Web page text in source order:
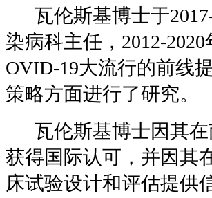
瓦伦斯基博士于
染病科主任， 2012-2020
OVID-19大流行的前线
策略方面进行了研究。
瓦伦斯基博士因其
获得国际认可，并因其
床试验设计和评估提供